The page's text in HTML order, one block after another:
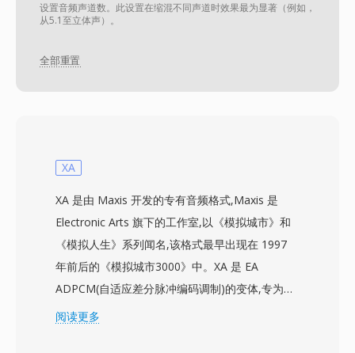
设置音频声道数。此设置在缩混不同声道时效果最为显著（例如，
从5.1至立体声）。
全部重置
XA
XA 是由 Maxis 开发的专有音频格式,Maxis 是
Electronic Arts 旗下的工作室,以《模拟城市》和
《模拟人生》系列闻名,该格式最早出现在 1997
年前后的《模拟城市3000》中。XA 是 EA
ADPCM(自适应差分脉冲编码调制)的变体,专为游
戏音频定制 — 在最小文件体积下提供可接受的音
阅读更多